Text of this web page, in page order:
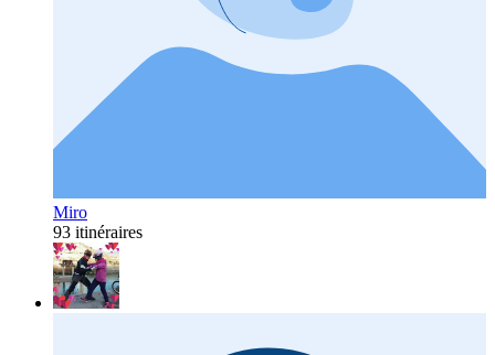
Miro
93 itinéraires